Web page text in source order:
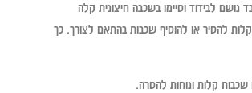
נושם לבידוד וסיימו בשכבה חיצונית קלה
להסיר או להוסיף שכבות בהתאם לצורך. כך
שכבות קלות ונוחות להסרה.